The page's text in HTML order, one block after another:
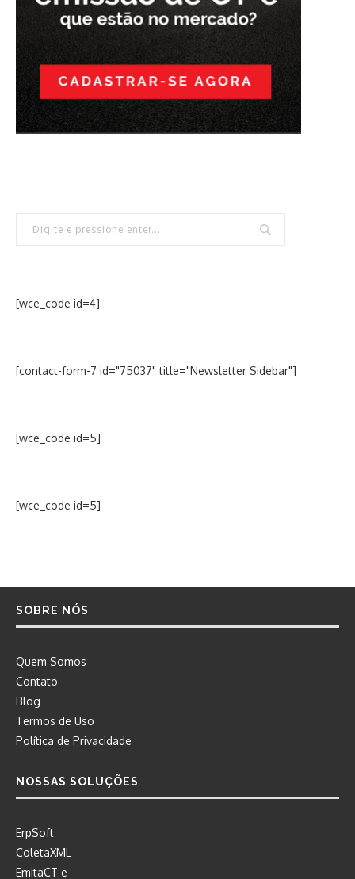
[wce_code id=4]
[contact-form-7 id="75037" title="Newsletter Sidebar"]
[wce_code id=5]
[wce_code id=5]
SOBRE NÓS
Quem Somos
Contato
Blog
Termos de Uso
Política de Privacidade
NOSSAS SOLUÇÕES
ErpSoft
ColetaXML
EmitaCT-e